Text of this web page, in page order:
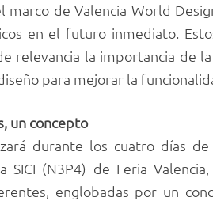
marco de Valencia World
en el futuro inmediato.
relevancia la importancia de
para mejorar la
un concepto
durante los cuatro días
SICI (N3P4) de Feria
englobadas por un